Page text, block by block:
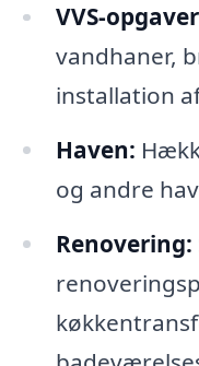
VVS-
vandhaner,
installation
Haven:
og andre
Renovering: